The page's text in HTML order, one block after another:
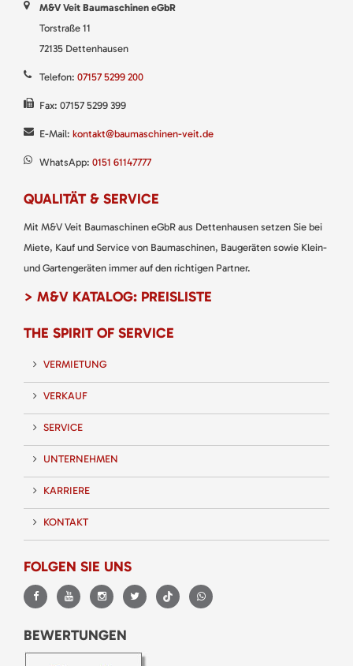
M&V Veit Baumaschinen eGbR
Torstraße 11
72135 Dettenhausen
Telefon: 07157 5299 200
Fax: 07157 5299 399
E-Mail: kontakt@baumaschinen-veit.de
WhatsApp: 0151 61147777
QUALITÄT & SERVICE
Mit M&V Veit Baumaschinen eGbR aus Dettenhausen setzen Sie bei
Miete, Kauf und Service von Baumaschinen, Baugeräten sowie Klein-
und Gartengeräten immer auf den richtigen Partner.
> M&V KATALOG: PREISLISTE
THE SPIRIT OF SERVICE
VERMIETUNG
VERKAUF
SERVICE
UNTERNEHMEN
KARRIERE
KONTAKT
FOLGEN SIE UNS
BEWERTUNGEN